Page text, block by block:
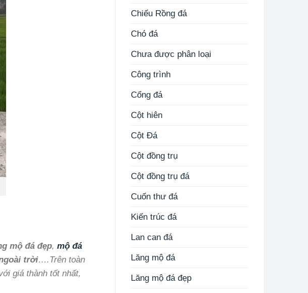
mộ đá đẹp, mộ đá
trời….Trên toàn
giá thành tốt nhất,
Chiếu Rồng đá
Chó đá
Chưa được phân loại
Công trình
Cổng đá
Cột hiên
Cột Đá
Cột đồng trụ
Cột đồng trụ đá
Cuốn thư đá
Kiến trúc đá
Lan can đá
Lăng mộ đá
Lăng mộ đá đẹp